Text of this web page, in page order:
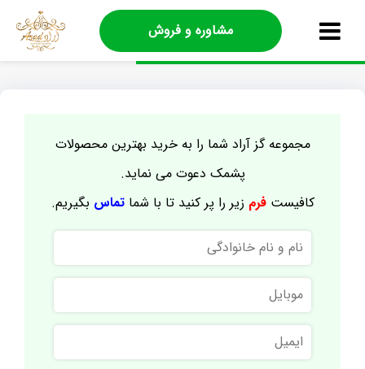
مشاوره و فروش
مجموعه گز آراد شما را به خرید بهترین محصولات
پشمک دعوت می نماید.
کافیستفرم زیر را پر کنید تا با شماتماس بگیریم.
نام
و
نام
خانوادگی
موبایل
ایمیل